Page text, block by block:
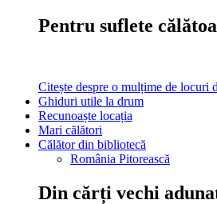
Pentru suflete
Citește despre o mulțime de locuri
Ghiduri utile la drum
Recunoaște locația
Mari călători
Călător din bibliotecă
România Pitorească
Din cărți vechi